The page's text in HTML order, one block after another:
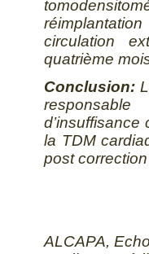
circulation
quatrième
Conclusion:
d’insuffisance
la TDM
post
ALCAPA,